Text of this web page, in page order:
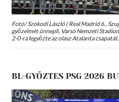
Fotó/ Szokodi László ( Real Madrid 6.,
győzelmét ünnepli, Varsó Nemzeti
2-0-ra legyőzte az olasz Atalanta
BL-GYŐZTES PSG 2026